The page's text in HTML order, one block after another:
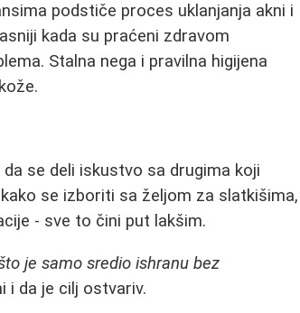
podstiče proces uklanjanja akni i
kada su praćeni zdravom
Stalna nega i pravilna higijena
se deli iskustvo sa drugima koji
se izboriti sa željom za slatkišima,
- sve to čini put lakšim.
je samo sredio ishranu bez
i da je cilj ostvariv.